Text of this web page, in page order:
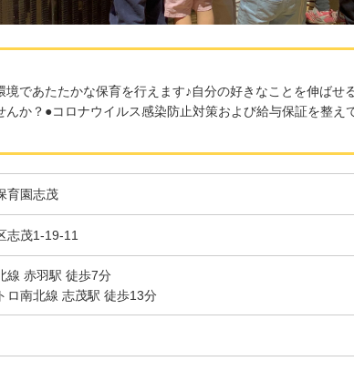
であたたかな保育を行えます♪自分の好きなことを伸ばせ
か？●コロナウイルス感染防止対策および給与保証を整え
育園志茂
志茂1-19-11
線 赤羽駅 徒歩7分
南北線 志茂駅 徒歩13分